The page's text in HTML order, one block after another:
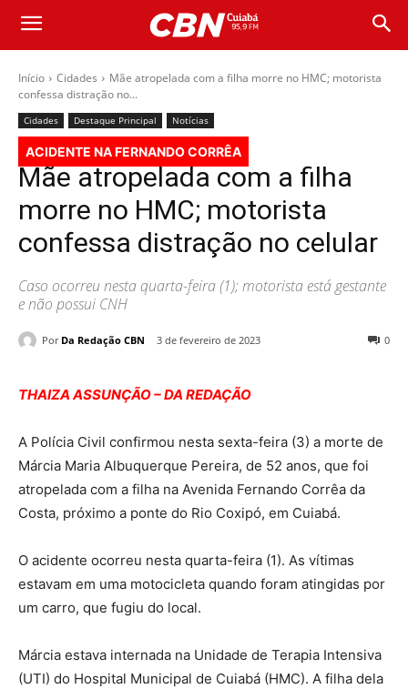
Início Cidades
Mãe atropelada com a filha morre no HMC; motorista
confessa distração no...
Cidades Destaque Principal Notícias
ACIDENTE NA FERNANDO CORRÊA
Mãe atropelada com a filha
morre no HMC; motorista
confessa distração no celular
Caso ocorreu nesta quarta-feira (1); motorista está gestante
e não possui CNH
Por Da Redação CBN 3 de fevereiro de 2023 0
THAIZA ASSUNÇÃO – DA REDAÇÃO
A Polícia Civil confirmou nesta sexta-feira (3) a morte de
Márcia Maria Albuquerque Pereira, de 52 anos, que foi
atropelada com a filha na Avenida Fernando Corrêa da
Costa, próximo a ponte do Rio Coxipó, em Cuiabá.
O acidente ocorreu nesta quarta-feira (1). As vítimas
estavam em uma motocicleta quando foram atingidas por
um carro, que fugiu do local.
Márcia estava internada na Unidade de Terapia Intensiva
(UTI) do Hospital Municipal de Cuiabá (HMC). A filha dela